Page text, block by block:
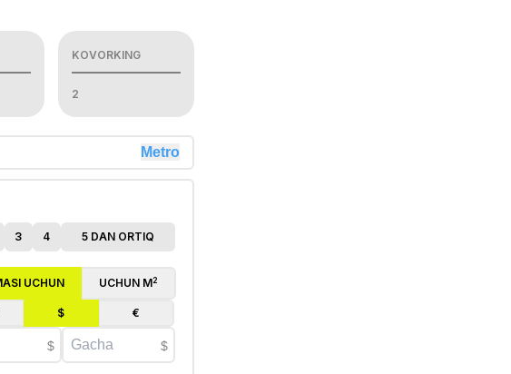
KOVORKING
2
Metro
3 4 5 DAN ORTIQ
UCHUN UCHUN M2
$ €
$ $